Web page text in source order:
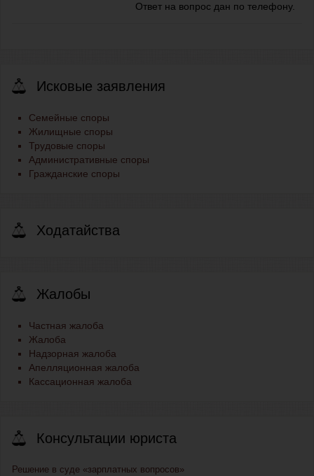
Ответ на вопрос дан по телефону.
Исковые заявления
Семейные споры
Жилищные споры
Трудовые споры
Административные споры
Гражданские споры
Ходатайства
Жалобы
Частная жалоба
Жалоба
Надзорная жалоба
Апелляционная жалоба
Кассационная жалоба
Консультации юриста
Решение в суде «зарплатных вопросов»